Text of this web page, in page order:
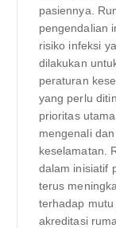
pasiennya.
pengendalian
risiko infeksi
dilakukan
peraturan
yang perlu
prioritas
mengenali
keselamatan.
dalam inisiatif
terus
terhadap
akreditasi